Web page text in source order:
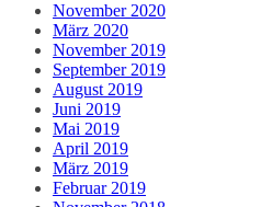
November 2020
März 2020
November 2019
September 2019
August 2019
Juni 2019
Mai 2019
April 2019
März 2019
Februar 2019